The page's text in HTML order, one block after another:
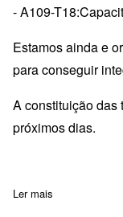
- A109-
Estamos ainda e
para conseguir
A constituição das
próximos dias.
Ler mais